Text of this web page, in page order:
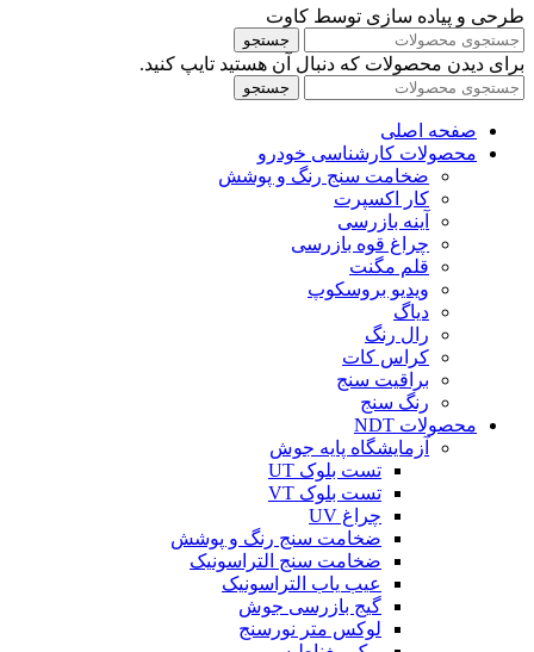
طرحی و پیاده سازی توسط کاوت
جستجو
برای دیدن محصولات که دنبال آن هستید تایپ کنید.
جستجو
صفحه اصلی
محصولات کارشناسی خودرو
ضخامت سنج رنگ و پوشش
کار اکسپرت
آینه بازرسی
چراغ قوه بازرسی
قلم مگنت
ویدیو بروسکوپ
دیاگ
رال رنگ
کراس کات
براقیت سنج
رنگ سنج
محصولات NDT
آزمایشگاه پایه جوش
تست بلوک UT
تست بلوک VT
چراغ UV
ضخامت سنج رنگ و پوشش
ضخامت سنج التراسونیک
عیب یاب التراسونیک
گیج بازرسی جوش
لوکس متر نورسنج